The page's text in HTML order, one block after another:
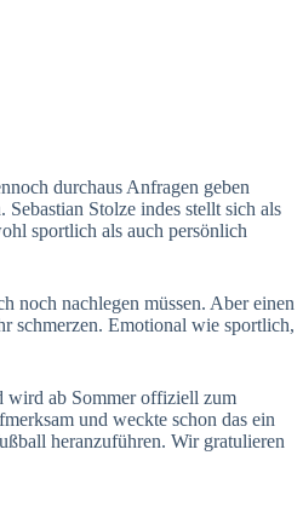
durchaus Anfragen geben
Stolze indes stellt sich als
sportlich als auch persönlich
noch nachlegen müssen. Aber einen
schmerzen. Emotional wie sportlich,
wird ab Sommer offiziell zum
und weckte schon das ein
heranzuführen. Wir gratulieren